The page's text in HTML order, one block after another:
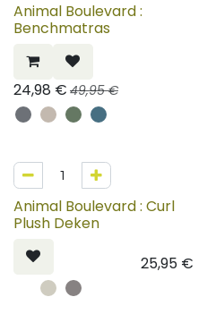
Animal Boulevard :
Benchmatras
24,98 € 49,95€
Animal Boulevard : Curl
Plush Deken
25,95€